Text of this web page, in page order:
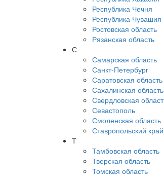
Республика Чечня
Республика Чувашия
Ростовская область
Рязанская область
С
Самарская область
Санкт-Петербург
Саратовская область
Сахалинская область
Свердловская
Севастополь
Смоленская область
Ставропольский край
Т
Тамбовская область
Тверская область
Томская область